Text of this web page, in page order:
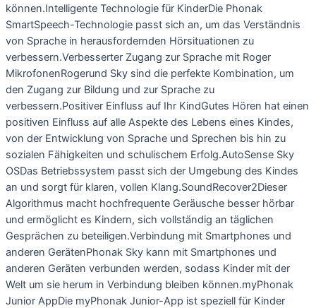
können.Intelligente Technologie für KinderDie Phonak
SmartSpeech-Technologie passt sich an, um das Verständnis
von Sprache in herausfordernden Hörsituationen zu
verbessern.Verbesserter Zugang zur Sprache mit Roger
MikrofonenRogerund Sky sind die perfekte Kombination, um
den Zugang zur Bildung und zur Sprache zu
verbessern.Positiver Einfluss auf Ihr KindGutes Hören hat einen
positiven Einfluss auf alle Aspekte des Lebens eines Kindes,
von der Entwicklung von Sprache und Sprechen bis hin zu
sozialen Fähigkeiten und schulischem Erfolg.AutoSense Sky
OSDas Betriebssystem passt sich der Umgebung des Kindes
an und sorgt für klaren, vollen Klang.SoundRecover2Dieser
Algorithmus macht hochfrequente Geräusche besser hörbar
und ermöglicht es Kindern, sich vollständig an täglichen
Gesprächen zu beteiligen.Verbindung mit Smartphones und
anderen GerätenPhonak Sky kann mit Smartphones und
anderen Geräten verbunden werden, sodass Kinder mit der
Welt um sie herum in Verbindung bleiben können.myPhonak
Junior AppDie myPhonak Junior-App ist speziell für Kinder